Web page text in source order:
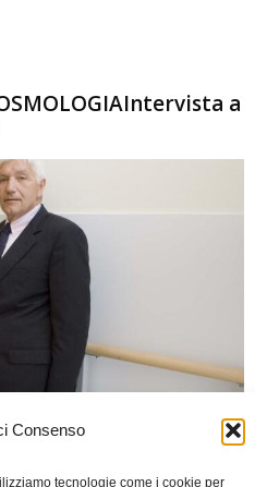
Consenso
tecnologie come i cookie per
a
0
Il dialogo ripercorre i principali